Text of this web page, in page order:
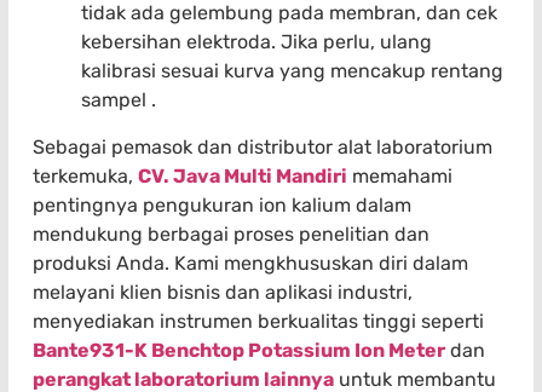
tidak ada gelembung pada membran, dan cek
kebersihan elektroda. Jika perlu, ulang
kalibrasi sesuai kurva yang mencakup rentang
sampel .
Sebagai pemasok dan distributor alat laboratorium
terkemuka, CV. Java Multi Mandiri memahami
pentingnya pengukuran ion kalium dalam
mendukung berbagai proses penelitian dan
produksi Anda. Kami mengkhususkan diri dalam
melayani klien bisnis dan aplikasi industri,
menyediakan instrumen berkualitas tinggi seperti
Bante931-K Benchtop Potassium Ion Meter dan
perangkat laboratorium lainnya untuk membantu